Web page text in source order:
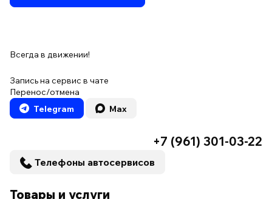
Всегда в движении!
Запись на сервис в чате
Перенос/отмена
Telegram
Max
+7 (961) 301-03-22
Телефоны автосервисов
Товары и услуги